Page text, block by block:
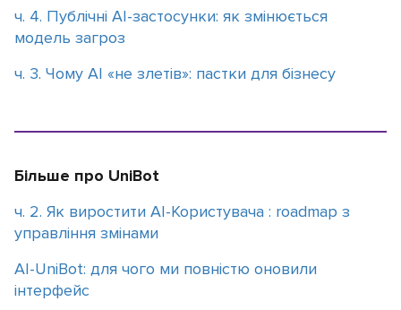
ч. 4. Публічні AI-застосунки: як змінюється
модель загроз
ч. 3. Чому АІ «не злетів»: пастки для бізнесу
Більше про UniBot
ч. 2. Як виростити AI-Користувача : roadmap з
управління змінами
АІ-UniBot: для чого ми повністю оновили
інтерфейс